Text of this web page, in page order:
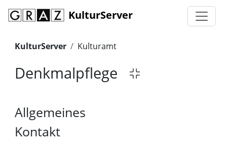
KulturServer
KulturServer Kulturamt
Denkmalpflege
Allgemeines
Kontakt